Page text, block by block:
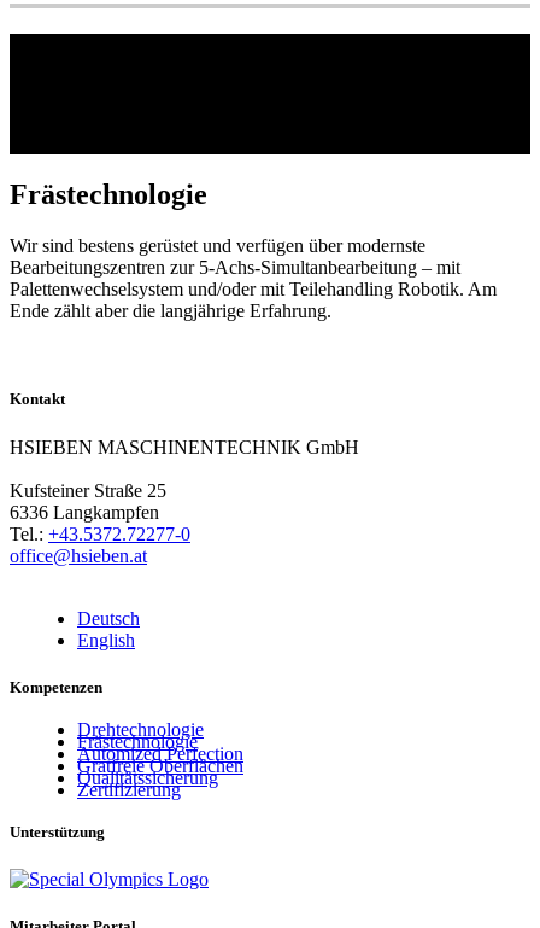
Frästechnologie
Wir sind bestens gerüstet und verfügen über modernste
Bearbeitungszentren zur 5-Achs-Simultanbearbeitung – mit
Palettenwechselsystem und/oder mit Teilehandling Robotik. Am
Ende zählt aber die langjährige Erfahrung.
Kontakt
HSIEBEN MASCHINENTECHNIK GmbH
Kufsteiner Straße 25
6336 Langkampfen
Tel.: +43.5372.72277-0
office@hsieben.at
Deutsch
English
Kompetenzen
Drehtechnologie
Frästechnologie
Automized Perfection
Gratfreie Oberflächen
Qualitätssicherung
Zertifizierung
Unterstützung